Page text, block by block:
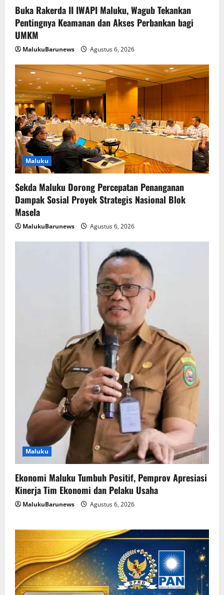
Buka Rakerda II IWAPI Maluku, Wagub Tekankan
Pentingnya Keamanan dan Akses Perbankan bagi
UMKM
MalukuBarunews Agustus 6, 2026
Maluku
Sekda Maluku Dorong Percepatan Penanganan
Dampak Sosial Proyek Strategis Nasional Blok
Masela
MalukuBarunews Agustus 6, 2026
Maluku
Ekonomi Maluku Tumbuh Positif, Pemprov Apresiasi
Kinerja Tim Ekonomi dan Pelaku Usaha
MalukuBarunews Agustus 6, 2026